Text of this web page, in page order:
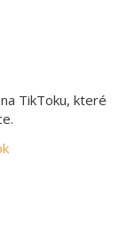
TikToku, které